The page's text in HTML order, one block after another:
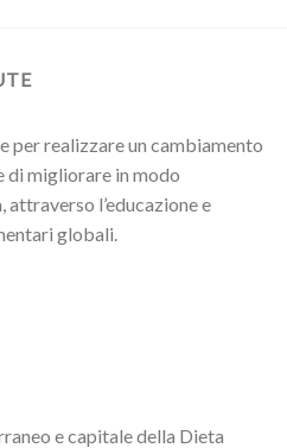
per realizzare un cambiamento
di migliorare in modo
l’educazione e
globali.
e capitale della Dieta